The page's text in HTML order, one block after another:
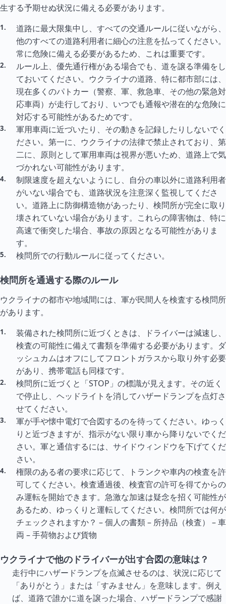
生する予期せぬ状況に備える必要があります。
道路に最大限集中し、すべての交通ルールに従いながら、
他のすべての道路利用者に細心の注意を払ってください。
常に危険に備える必要があるため、これは重要です。
ルール上、優先通行権がある場合でも、道を譲る準備をし
ておいてください。ウクライナの道路、特に都市部には、
現在多くのパトカー（警察、軍、救急車、その他の緊急対
応車両）が走行しており、いつでも通報や潜在的な危険に
対応する可能性があるためです。
軍用車両に近づいたり、その動きを記録したりしないでく
ださい。第一に、ウクライナの法律で禁止されており、第
二に、原則として軍用車両は視界が悪いため、道路上で気
づかれない可能性があります。
制限速度を超えないようにし、自分の車以外に道路利用者
がいない場合でも、道路状況を注意深く監視してくださ
い。道路上に防御構造物があったり、検問所が完全に取り
壊されていない場合があります。これらの障害物は、特に
高速で衝突した場合、事故の原因となる可能性がありま
す。
検問所での行動ルールに従ってください。
検問所を通過する際のルール
ウクライナの都市や地域間には、軍が民間人を検査する検問所
があります。
装備された検問所に近づくときは、ドライバーは減速し、
検査の可能性に備えて書類を準備する必要があります。ダ
ッシュカムはオフにしてフロントガラスから取り外す必要
があり、携帯電話も同様です。
検問所に近づくと「STOP」の標識が見えます。その近く
で停止し、ヘッドライトを消してハザードランプを点灯さ
せてください。
軍が手や懐中電灯で合図するのを待ってください。ゆっく
りと近づきますが、指示がない限り車から降りないでくだ
さい。軍と通信するには、サイドウィンドウを下げてくだ
さい。
権限のある者の要求に応じて、トランクや車内の検査を許
可してください。検査通過後、検査官の許可を得てからの
み運転を開始できます。急激な加速は疑念を招く可能性が
あるため、ゆっくりと運転してください。検問所では何が
チェックされますか？ – 個人の書類 – 所持品（検査） – 車
両 – 手荷物および貨物
ウクライナで他のドライバーが出す合図の意味は？
走行中にハザードランプを点滅させるのは、状況に応じて
「ありがとう」または「すみません」を意味します。例え
ば、道路で誰かに道を譲った場合、ハザードランプで感謝